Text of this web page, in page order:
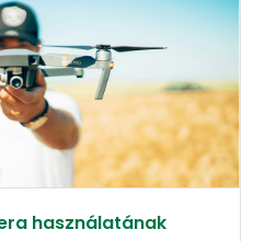
használatának